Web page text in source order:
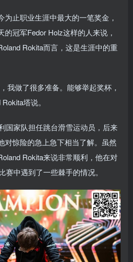
为止职业生涯中最大的一笔奖金，
的冠军Fedor Holz这样的人来说，
Rokita而言，这是生涯中的重
我做了很多准备。能够举起奖杯，
塔说。
国家队担任跳台滑雪运动员，后来
对惊险的急上急下相当了解。虽然
Rokita来说非常顺利，他在对
赛中遇到了一些棘手的情况。